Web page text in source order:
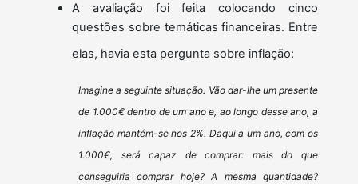
A avaliação foi feita colocando cinco
questões sobre temáticas financeiras. Entre
elas, havia esta pergunta sobre inflação:
Imagine a seguinte situação. Vão dar-lhe um presente
de 1.000€ dentro de um ano e, ao longo desse ano, a
inflação mantém-se nos 2%. Daqui a um ano, com os
1.000€, será capaz de comprar: mais do que
conseguiria comprar hoje? A mesma quantidade?